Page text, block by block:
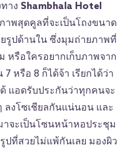
าง Shambhala Hotel
าพสุดคูลที่จะเป็นโถงขนาด
รูปด้านใน ซึ่งมุมถ่ายภาพที่
หรือใครอยากเก็บภาพจาก
หรือ 8 ก็ได้จ้า เรียกได้ว่า
แอดรับประกันว่าทุกคนจะ
ลงโซเชียลกันแน่นอน และ
จะเป็นโซนหน้าหอประชุม
ปที่สวยไม่แพ้กันเลย มองผิว